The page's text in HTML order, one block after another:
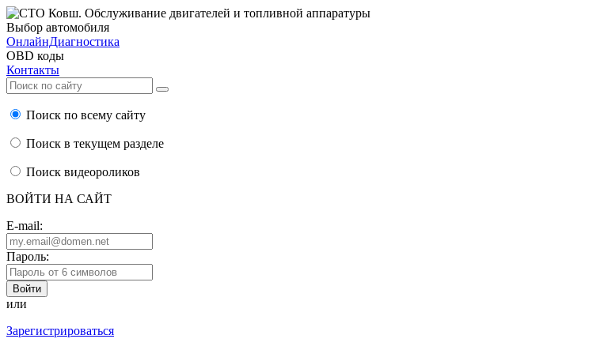
Выбор автомобиля
ОнлайнДиагностика
OBD коды
Контакты
Поиск по всему сайту
Поиск в текущем разделе
Поиск видеороликов
ВОЙТИ НА САЙТ
E-mail:
Пароль:
или
Зарегистрироваться